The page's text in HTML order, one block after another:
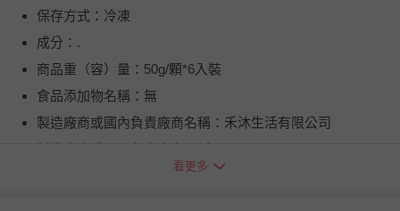
保存方式：冷凍
成分：.
商品重（容）量：50g/顆*6入裝
食品添加物名稱：無
製造廠商或國內負責廠商名稱：禾沐生活有限公司
製造廠商或國內負責廠商地址：台中市西屯區朝富路30號2
看更多